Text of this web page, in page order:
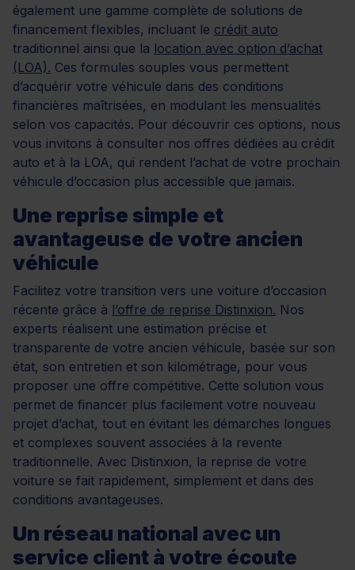
également une gamme complète de solutions de
financement flexibles, incluant le crédit auto
traditionnel ainsi que la location avec option d’achat
(LOA). Ces formules souples vous permettent
d’acquérir votre véhicule dans des conditions
financières maîtrisées, en modulant les mensualités
selon vos capacités. Pour découvrir ces options, nous
vous invitons à consulter nos offres dédiées au crédit
auto et à la LOA, qui rendent l’achat de votre prochain
véhicule d’occasion plus accessible que jamais.
Une reprise simple et
avantageuse de votre ancien
véhicule
Facilitez votre transition vers une voiture d’occasion
récente grâce à l’offre de reprise Distinxion. Nos
experts réalisent une estimation précise et
transparente de votre ancien véhicule, basée sur son
état, son entretien et son kilométrage, pour vous
proposer une offre compétitive. Cette solution vous
permet de financer plus facilement votre nouveau
projet d’achat, tout en évitant les démarches longues
et complexes souvent associées à la revente
traditionnelle. Avec Distinxion, la reprise de votre
voiture se fait rapidement, simplement et dans des
conditions avantageuses.
Un réseau national avec un
service client à votre écoute